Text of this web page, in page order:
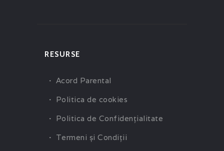
RESURSE
Acord Parental
Politica de cookies
Politica de Confidenţialitate
Termeni şi Condiţii